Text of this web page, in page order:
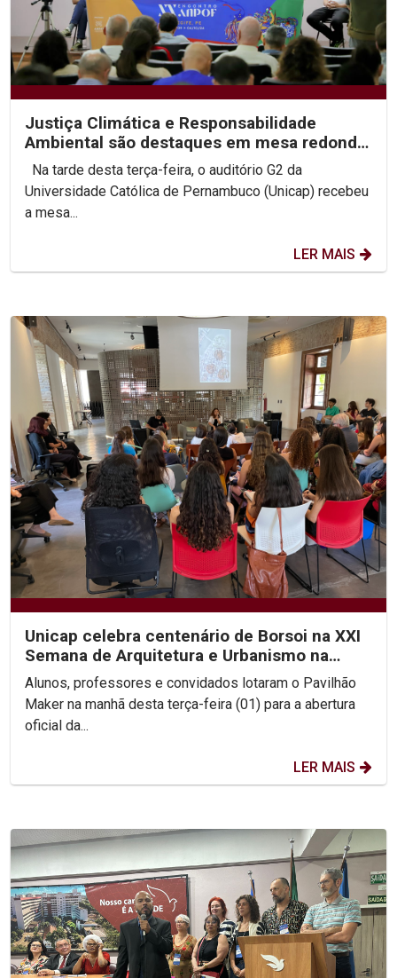
Justiça Climática e Responsabilidade
Ambiental são destaques em mesa redonda
no XX Congresso...
Universidade Católica de Pernambuco (Unicap) recebeu
a mesa...
LER MAIS
Unicap celebra centenário de Borsoi na XXI
Semana de Arquitetura e Urbanismo na
Unicap
Alunos, professores e convidados lotaram o Pavilhão
Maker na manhã desta terça-feira (01) para a abertura
oficial da...
LER MAIS